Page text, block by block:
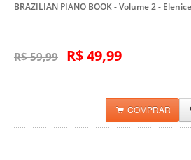
BRAZILIAN PIANO BOOK - Volume 2 -
R$ 59,99 R$ 49,99
COMPRAR